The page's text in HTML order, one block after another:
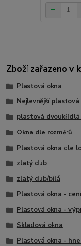
Zboží zařazeno v
Plastová okna
Nejlevnější plastová
plastová dvoukřídlá
Okna dle rozměrů
Plastová okna dle
zlatý dub
zlatý dub/bílá
Plastová okna -
Plastová okna -
Skladová okna
Plastová okna -